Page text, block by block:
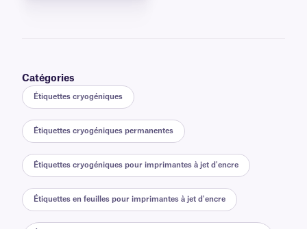
Catégories
Étiquettes cryogéniques
Étiquettes cryogéniques permanentes
Étiquettes cryogéniques pour imprimantes à jet d'encre
Étiquettes en feuilles pour imprimantes à jet d'encre